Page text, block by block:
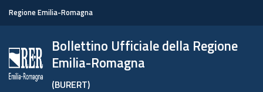
Regione Emilia-Romagna
Bollettino Ufficiale della Regione
Emilia-Romagna
(BURERT)